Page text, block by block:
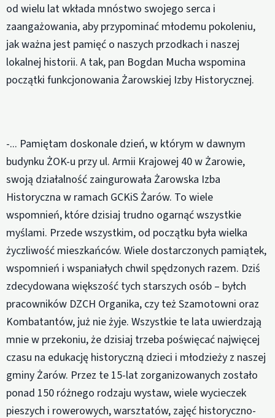
od wielu lat wkłada mnóstwo swojego serca i
zaangażowania, aby przypominać młodemu pokoleniu,
jak ważna jest pamięć o naszych przodkach i naszej
lokalnej historii. A tak, pan Bogdan Mucha wspomina
początki funkcjonowania Żarowskiej Izby Historycznej.
-... Pamiętam doskonale dzień, w którym w dawnym
budynku ŻOK-u przy ul. Armii Krajowej 40 w Żarowie,
swoją działalność zaingurowała Żarowska Izba
Historyczna w ramach GCKiS Żarów. To wiele
wspomnień, które dzisiaj trudno ogarnąć wszystkie
myślami. Przede wszystkim, od początku była wielka
życzliwość mieszkańców. Wiele dostarczonych pamiątek,
wspomnień i wspaniałych chwil spędzonych razem. Dziś
zdecydowana większość tych starszych osób – byłch
pracowników DZCH Organika, czy też Szamotowni oraz
Kombatantów, już nie żyje. Wszystkie te lata uwierdzają
mnie w przekoniu, że dzisiaj trzeba poświęcać najwięcej
czasu na edukację historyczną dzieci i młodzieży z naszej
gminy Żarów. Przez te 15-lat zorganizowanych zostało
ponad 150 różnego rodzaju wystaw, wiele wycieczek
pieszych i rowerowych, warsztatów, zajęć historyczno-